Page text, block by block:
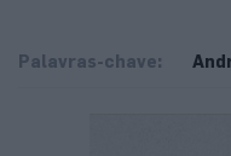
Palavras-chave: